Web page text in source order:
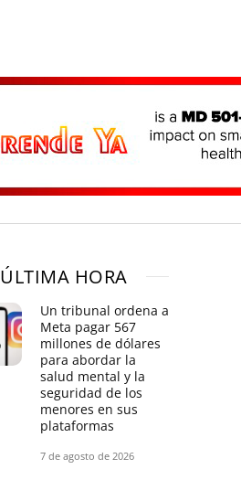
ÚLTIMA HORA
Un tribunal ordena a
Meta pagar 567
millones de dólares
para abordar la
salud mental y la
seguridad de los
menores en sus
plataformas
7 de agosto de 2026